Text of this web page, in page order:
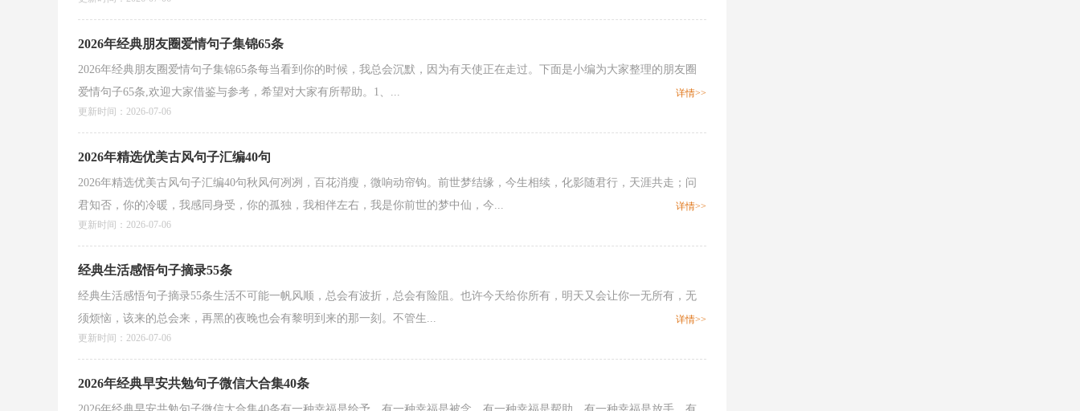
2026年经典朋友圈爱情句子集锦65条
2026年经典朋友圈爱情句子集锦65条每当看到你的时候，我总会沉默，因为有天使正在走过。下面是小编为大家整理的朋友圈
爱情句子65条,欢迎大家借鉴与参考，希望对大家有所帮助。1、...
详情>>
更新时间：2026-07-06
2026年精选优美古风句子汇编40句
2026年精选优美古风句子汇编40句秋风何冽冽，百花消瘦，微响动帘钩。前世梦结缘，今生相续，化影随君行，天涯共走；问
君知否，你的冷暖，我感同身受，你的孤独，我相伴左右，我是你前世的梦中仙，今...
详情>>
更新时间：2026-07-06
经典生活感悟句子摘录55条
经典生活感悟句子摘录55条生活不可能一帆风顺，总会有波折，总会有险阻。也许今天给你所有，明天又会让你一无所有，无
须烦恼，该来的总会来，再黑的夜晚也会有黎明到来的那一刻。不管生...
详情>>
更新时间：2026-07-06
2026年经典早安共勉句子微信大合集40条